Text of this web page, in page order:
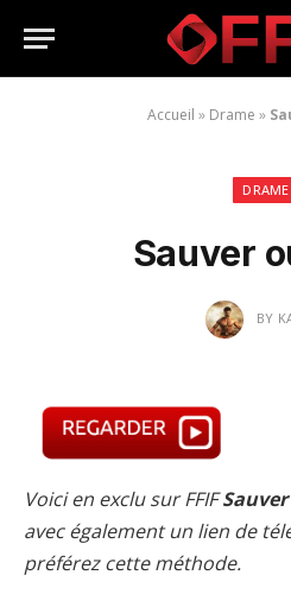
Accueil » Drame »
DRAME
Sauver
BY
Voici en exclu sur FFIF
avec également un lien de
préférez cette méthode.